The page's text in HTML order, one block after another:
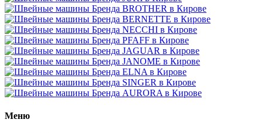
Меню